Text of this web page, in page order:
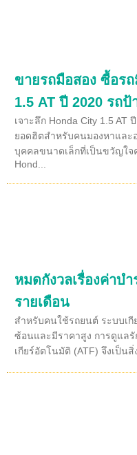
ขายรถมือสอง ซื้อร
1.5 AT ปี 2020 รถ
เจาะลึก Honda City 1.5 AT
ยอดฮิตสำหรับคนมองหาและ
บุคคลขนาดเล็กที่เป็นขวัญใจ
Hond...
หมดกังวลเรื่องค่าบ
รายเดือน
สำหรับคนใช้รถยนต์ ระบบเ
ซ้อนและมีราคาสูง การดูแลรั
เกียร์อัตโนมัติ (ATF) จึงเป็น